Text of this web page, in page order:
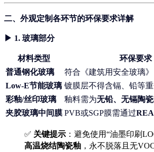
二、外观定制各环节的环保要求详解
▶ 1. 玻璃部分
材料类型
环保要求
普通钢化玻璃
符合《建筑用安全玻璃》
Low-E节能玻璃 镀膜层不得含镉、铅等
彩釉/丝印玻璃
釉料需为无铅、无镉陶
夹胶玻璃中间膜 PVB或SGP膜需通过
✅ 关键提示 ：避免使用“油墨印刷
高温烧结陶瓷釉 ，永不脱落且无